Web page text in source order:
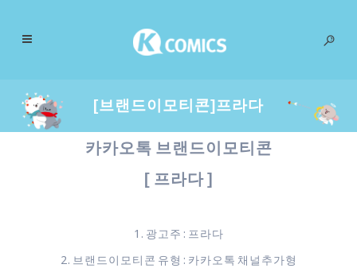
[브랜드이모티콘]프라다
카카오톡 브랜드이모티콘
[ 프라다 ]
1. 광고주 : 프라다
2. 브랜드이모티콘 유형 : 카카오톡 채널추가형